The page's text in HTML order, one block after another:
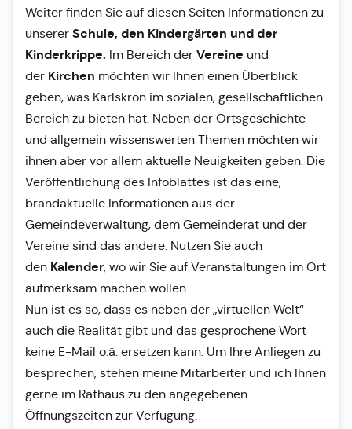
Weiter finden Sie auf diesen Seiten Informationen zu
unserer Schule, den Kindergärten und der
Kinderkrippe. Im Bereich der Vereine und
der Kirchen möchten wir Ihnen einen Überblick
geben, was Karlskron im sozialen, gesellschaftlichen
Bereich zu bieten hat. Neben der Ortsgeschichte
und allgemein wissenswerten Themen möchten wir
ihnen aber vor allem aktuelle Neuigkeiten geben. Die
Veröffentlichung des Infoblattes ist das eine,
brandaktuelle Informationen aus der
Gemeindeverwaltung, dem Gemeinderat und der
Vereine sind das andere. Nutzen Sie auch
den Kalender, wo wir Sie auf Veranstaltungen im Ort
aufmerksam machen wollen.
Nun ist es so, dass es neben der „virtuellen Welt“
auch die Realität gibt und das gesprochene Wort
keine E-Mail o.ä. ersetzen kann. Um Ihre Anliegen zu
besprechen, stehen meine Mitarbeiter und ich Ihnen
gerne im Rathaus zu den angegebenen
Öffnungszeiten zur Verfügung.